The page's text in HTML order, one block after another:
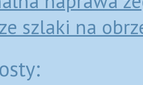
szlaki na